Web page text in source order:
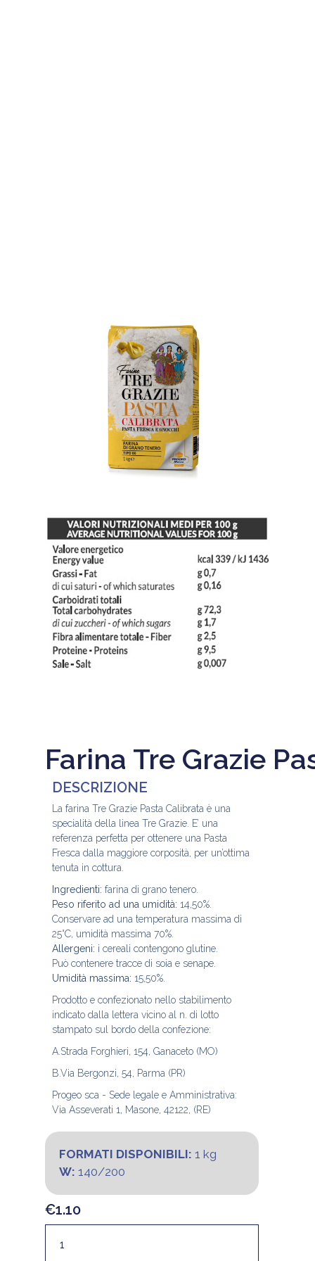
Farina Tre Grazie
DESCRIZIONE
La farina Tre Grazie Pasta Calibrata è una
specialità della linea Tre Grazie. E’ una
referenza perfetta per ottenere una Pasta
Fresca dalla maggiore corposità, per un’ottima
tenuta in cottura.
Ingredienti: farina di grano tenero.
Peso riferito ad una umidità: 14,50%.
Conservare ad una temperatura massima di
25°C, umidità massima 70%.
Allergeni: i cereali contengono glutine.
Può contenere tracce di soia e senape.
Umidità massima: 15,50%.
Prodotto e confezionato nello stabilimento
indicato dalla lettera vicino al n. di lotto
stampato sul bordo della confezione:
A.Strada Forghieri, 154, Ganaceto (MO)
B.Via Bergonzi, 54, Parma (PR)
Progeo sca - Sede legale e Amministrativa:
Via Asseverati 1, Masone, 42122, (RE)
FORMATI DISPONIBILI: 1 kg
W: 140/200
€1.10